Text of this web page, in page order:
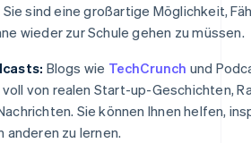
Sie sind eine großartige Möglichkeit,
wieder zur Schule gehen zu müssen.
Blogs wie TechCrunch und
von realen Start-up-Geschichten,
Sie können Ihnen helfen,
anderen zu lernen.